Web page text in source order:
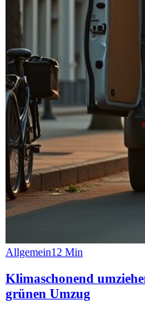
Allgemein12 Min
Klimaschonend
grünen Umzug